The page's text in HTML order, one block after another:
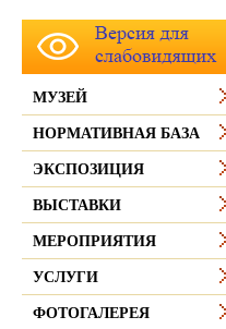
МУЗЕЙ
НОРМАТИВНАЯ БАЗА
ЭКСПОЗИЦИЯ
ВЫСТАВКИ
МЕРОПРИЯТИЯ
УСЛУГИ
ФОТОГАЛЕРЕЯ